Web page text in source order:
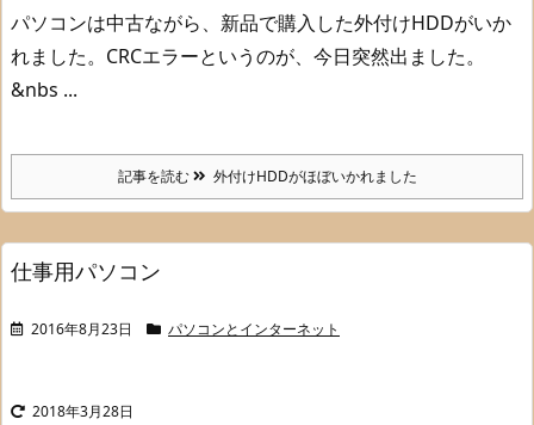
パソコンは中古ながら、新品で購入した外付けHDDがいか
れました。 CRCエラーというのが、今日突然出ました。
&nbs ...
記事を読む 外付けHDDがほぼいかれました
仕事用パソコン
2016年8月23日 パソコンとインターネット
2018年3月28日